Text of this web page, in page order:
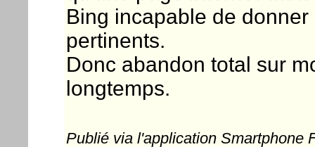
Bing incapable de
pertinents.
Donc abandon total sur
longtemps.
Publié via l'application Smartphone